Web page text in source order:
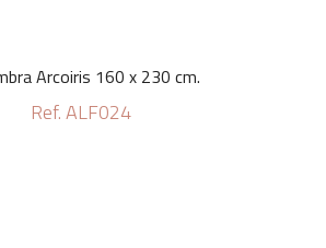
Arcoiris 160 x 230 cm.
Ref. ALF024